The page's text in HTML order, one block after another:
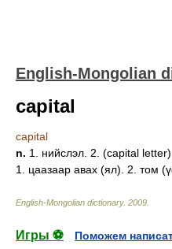
English-Mongolian
capital
capital
n. 1. нийслэл. 2. (capital letter)
1. цаазаар авах (ял). 2. том
English-Mongolian dictionary. 2009
Игры ⚽
Поможем